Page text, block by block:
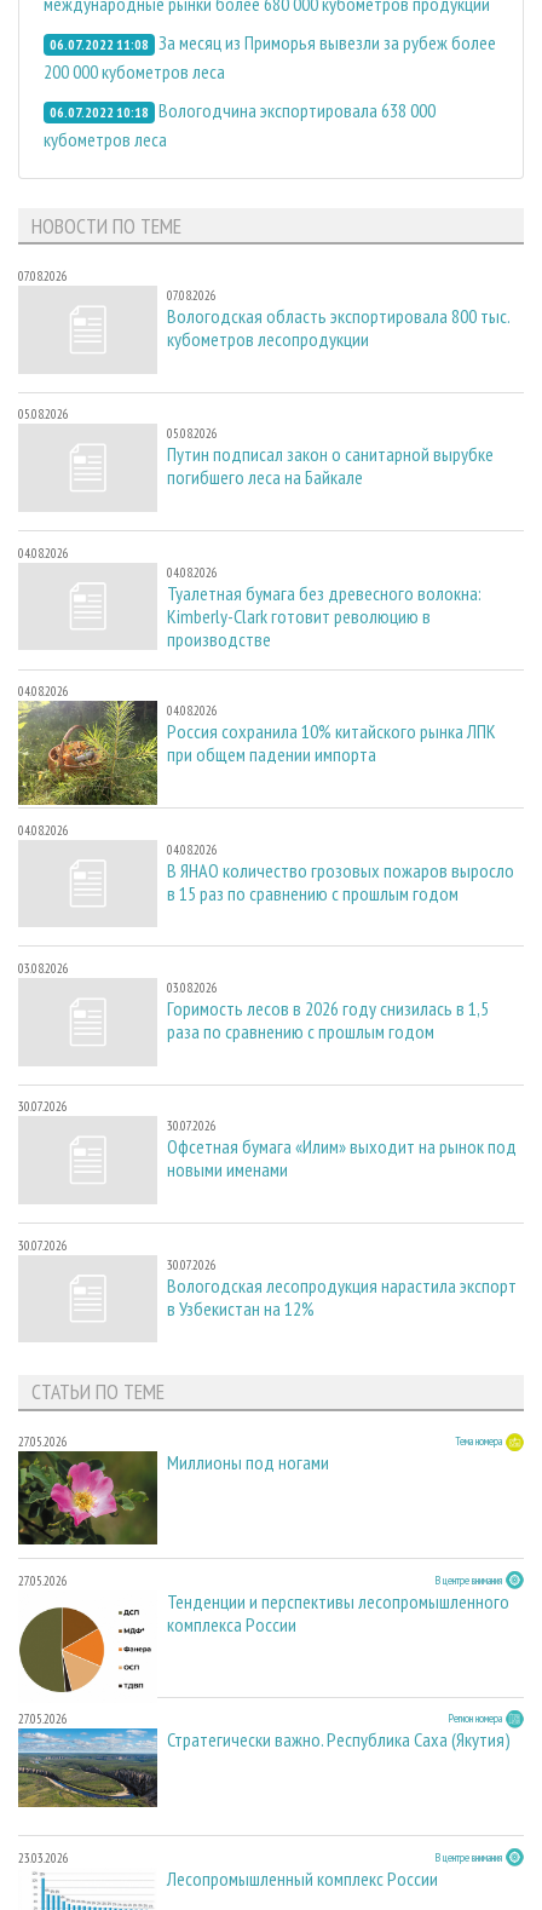
06.07.2022 11:08 За месяц из Приморья вывезли за рубеж более
200 000 кубометров леса
06.07.2022 10:18 Вологодчина экспортировала 638 000
кубометров леса
НОВОСТИ ПО ТЕМЕ
07.08.2026
07.08.2026
Вологодская область экспортировала 800 тыс.
кубометров лесопродукции
05.08.2026
05.08.2026
Путин подписал закон о санитарной вырубке
погибшего леса на Байкале
04.08.2026
04.08.2026
Туалетная бумага без древесного волокна:
Kimberly-Clark готовит революцию в
производстве
04.08.2026
04.08.2026
Россия сохранила 10% китайского рынка ЛПК
при общем падении импорта
04.08.2026
04.08.2026
В ЯНАО количество грозовых пожаров выросло
в 15 раз по сравнению с прошлым годом
03.08.2026
03.08.2026
Горимость лесов в 2026 году снизилась в 1,5
раза по сравнению с прошлым годом
30.07.2026
30.07.2026
Офсетная бумага «Илим» выходит на рынок под
новыми именами
30.07.2026
30.07.2026
Вологодская лесопродукция нарастила экспорт
в Узбекистан на 12%
СТАТЬИ ПО ТЕМЕ
27.05.2026 Тема номера
Миллионы под ногами
27.05.2026 В центре внимания
Тенденции и перспективы лесопромышленного
комплекса России
27.05.2026 Регион номера
Стратегически важно. Республика Саха (Якутия)
23.03.2026 В центре внимания
Лесопромышленный комплекс России